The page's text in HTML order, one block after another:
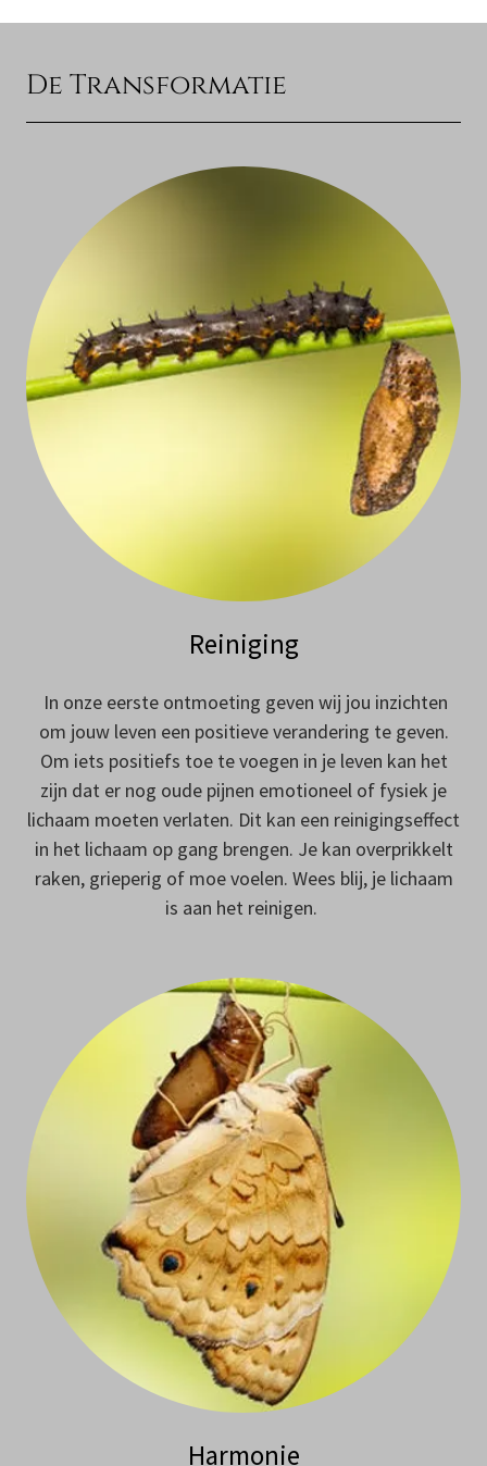
De Transformatie
Reiniging
In onze eerste ontmoeting geven wij jou inzichten
om jouw leven een positieve verandering te geven.
Om iets positiefs toe te voegen in je leven kan het
zijn dat er nog oude pijnen emotioneel of fysiek je
lichaam moeten verlaten. Dit kan een reinigingseffect
in het lichaam op gang brengen. Je kan overprikkelt
raken, grieperig of moe voelen. Wees blij, je lichaam
is aan het reinigen.
Harmonie